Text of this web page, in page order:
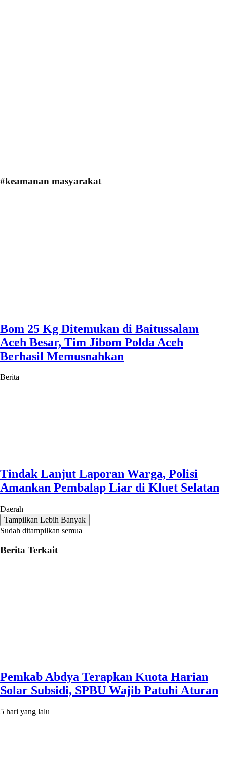
#keamanan masyarakat
Bom 25 Kg Ditemukan di Baitussalam
Aceh Besar, Tim Jibom Polda Aceh
Berhasil Memusnahkan
Berita
Tindak Lanjut Laporan Warga, Polisi
Amankan Pembalap Liar di Kluet Selatan
Daerah
Tampilkan Lebih Banyak
Sudah ditampilkan semua
Berita Terkait
Pemkab Abdya Terapkan Kuota Harian
Solar Subsidi, SPBU Wajib Patuhi Aturan
5 hari yang lalu